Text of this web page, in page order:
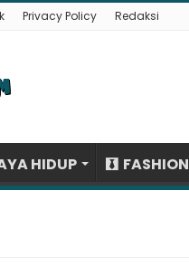
Privacy Policy Redaksi
HIDUP FASHION